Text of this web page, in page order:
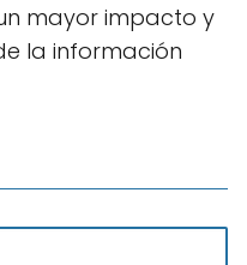
mayor impacto y
la información